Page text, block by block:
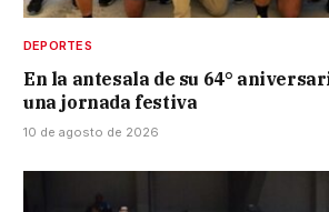
DEPORTES
En la antesala de su 64°
una jornada festiva
10 de agosto de 2026